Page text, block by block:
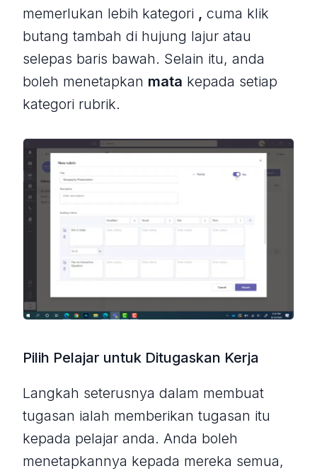
memerlukan lebih kategori , cuma klik
butang tambah di hujung lajur atau
selepas baris bawah. Selain itu, anda
boleh menetapkan mata kepada setiap
kategori rubrik.
Pilih Pelajar untuk Ditugaskan Kerja
Langkah seterusnya dalam membuat
tugasan ialah memberikan tugasan itu
kepada pelajar anda. Anda boleh
menetapkannya kepada mereka semua,